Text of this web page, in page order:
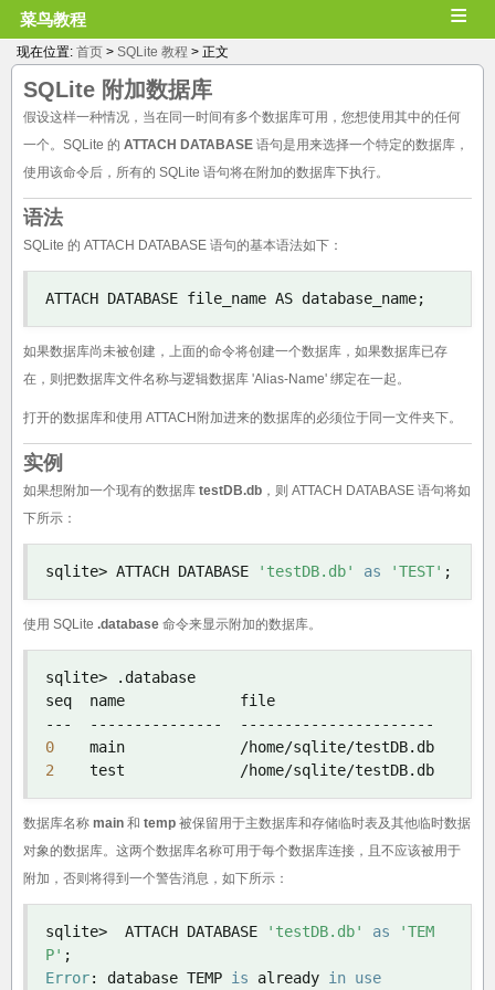
菜鸟教程 ≡
现在位置: 首页 > SQLite 教程 > 正文
SQLite 附加数据库
假设这样一种情况，当在同一时间有多个数据库可用，您想使用其中的任何
一个。SQLite 的 ATTACH DATABASE 语句是用来选择一个特定的数据库，
使用该命令后，所有的 SQLite 语句将在附加的数据库下执行。
语法
SQLite 的 ATTACH DATABASE 语句的基本语法如下：
ATTACH DATABASE file_name AS database_name;
如果数据库尚未被创建，上面的命令将创建一个数据库，如果数据库已存
在，则把数据库文件名称与逻辑数据库 'Alias-Name' 绑定在一起。
打开的数据库和使用 ATTACH附加进来的数据库的必须位于同一文件夹下。
实例
如果想附加一个现有的数据库 testDB.db ，则 ATTACH DATABASE 语句将如
下所示：
sqlite> ATTACH DATABASE 'testDB.db' as 'TEST' ;
使用 SQLite .database 命令来显示附加的数据库。
sqlite> . database
---
---------------
----------------------
0
    main
/home/sqlite/testDB.
2
    test
/home/sqlite/testDB. db
数据库名称 main 和 temp 被保留用于主数据库和存储临时表及其他临时数据
对象的数据库。这两个数据库名称可用于每个数据库连接，且不应该被用于
附加，否则将得到一个警告消息，如下所示：
sqlite>
  ATTACH DATABASE
'testDB.db' as
'TEM
P' ;
Error: database TEMP is already in use